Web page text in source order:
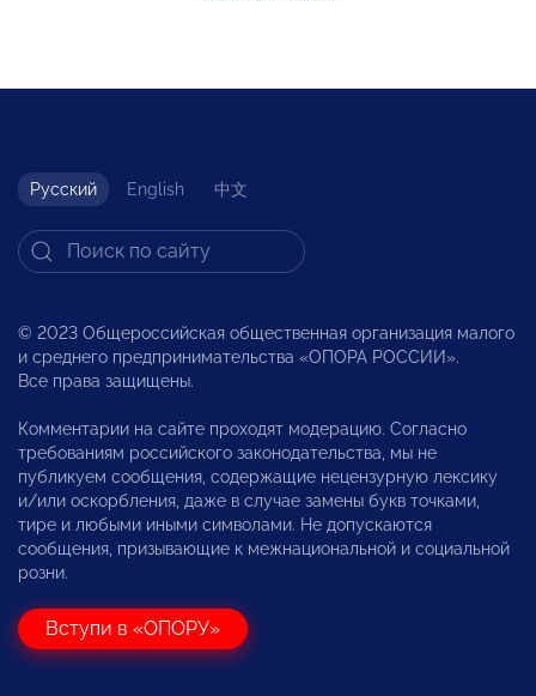
Русский English 中文
© 2023 Общероссийская общественная организация малого
и среднего предпринимательства «ОПОРА РОССИИ».
Все права защищены.
Комментарии на сайте проходят модерацию. Согласно
требованиям российского законодательства, мы не
публикуем сообщения, содержащие нецензурную лексику
и/или оскорбления, даже в случае замены букв точками,
тире и любыми иными символами. Не допускаются
сообщения, призывающие к межнациональной и социальной
розни.
Вступи в «ОПОРУ»